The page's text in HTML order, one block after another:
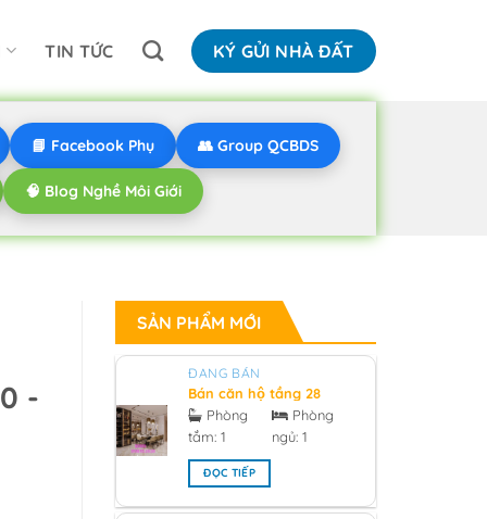
TIN TỨC KÝ GỬI NHÀ ĐẤT
📘 Facebook Phụ 👥 Group QCBDS
🧠 Blog Nghề Môi Giới
SẢN PHẨM MỚI
ĐANG BÁN
Bán căn hộ tầng 28
hướng bắc V1 sunrise
city South Tower
0918955959 - 2026
Phòng
tắm:1
Phòng
ngủ: 1
ĐỌC TIẾP
-